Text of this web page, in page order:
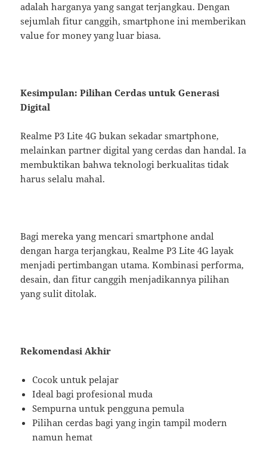
adalah harganya yang sangat terjangkau. Dengan
sejumlah fitur canggih, smartphone ini memberikan
value for money yang luar biasa.
Kesimpulan: Pilihan Cerdas untuk Generasi
Digital
Realme P3 Lite 4G bukan sekadar smartphone,
melainkan partner digital yang cerdas dan handal. Ia
membuktikan bahwa teknologi berkualitas tidak
harus selalu mahal.
Bagi mereka yang mencari smartphone andal
dengan harga terjangkau, Realme P3 Lite 4G layak
menjadi pertimbangan utama. Kombinasi performa,
desain, dan fitur canggih menjadikannya pilihan
yang sulit ditolak.
Rekomendasi Akhir
Cocok untuk pelajar
Ideal bagi profesional muda
Sempurna untuk pengguna pemula
Pilihan cerdas bagi yang ingin tampil modern
namun hemat